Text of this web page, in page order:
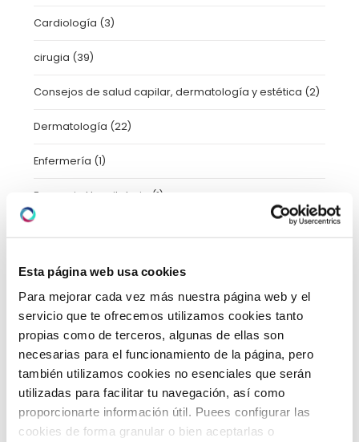
Esta página web usa cookies
Para mejorar cada vez más nuestra página web y el
servicio que te ofrecemos utilizamos cookies tanto
propias como de terceros, algunas de ellas son
necesarias para el funcionamiento de la página, pero
también utilizamos cookies no esenciales que serán
utilizadas para facilitar tu navegación, así como
proporcionarte información útil. Puees configurar las
cookies de forma granular o bien aceptarlas o
Cardiología (3)
cirugia (39)
Consejos de salud capilar, dermatología y estética (2)
Dermatología (22)
Enfermería (1)
Farmacia Hospitalaria (1)
Formación (10)
Ginecología(37)
HLA Vistahermosa(7)
Información Paciente (1)
Neumología
Neurología(11)